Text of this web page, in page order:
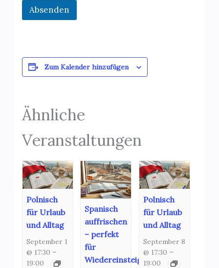
Absenden
Zum Kalender hinzufügen
Ähnliche
Veranstaltungen
Polnisch
für Urlaub
und Alltag
September 1
@ 17:30 –
19:00
Spanisch
auffrischen
– perfekt
für
Wiedereinsteiger!
Polnisch
für Urlaub
und Alltag
September 8
@ 17:30 –
19:00